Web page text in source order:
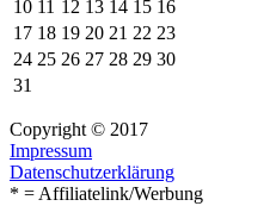
10 11 12 13 14 15 16
17 18 19 20 21 22 23
24 25 26 27 28 29 30
31
Copyright © 2017
Impressum
Datenschutzerklärung
* = Affiliatelink/Werbung